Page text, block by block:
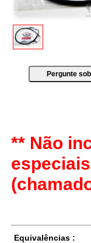
** Não
Equivalências :